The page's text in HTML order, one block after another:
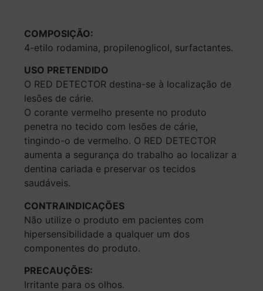
COMPOSIÇÃO:
4-etilo rodamina, propilenoglicol, surfactantes.
USO PRETENDIDO
O RED DETECTOR destina-se à localização de
lesões de cárie.
O corante vermelho presente no produto
penetra no tecido com lesões de cárie,
tingindo-o de vermelho. O RED DETECTOR
aumenta a segurança do trabalho ao localizar a
dentina cariada e preservar os tecidos
saudáveis.
CONTRAINDICAÇÕES
Não utilize o produto em pacientes com
hipersensibilidade a qualquer um dos
componentes do produto.
PRECAUÇÕES:
Irritante para os olhos.